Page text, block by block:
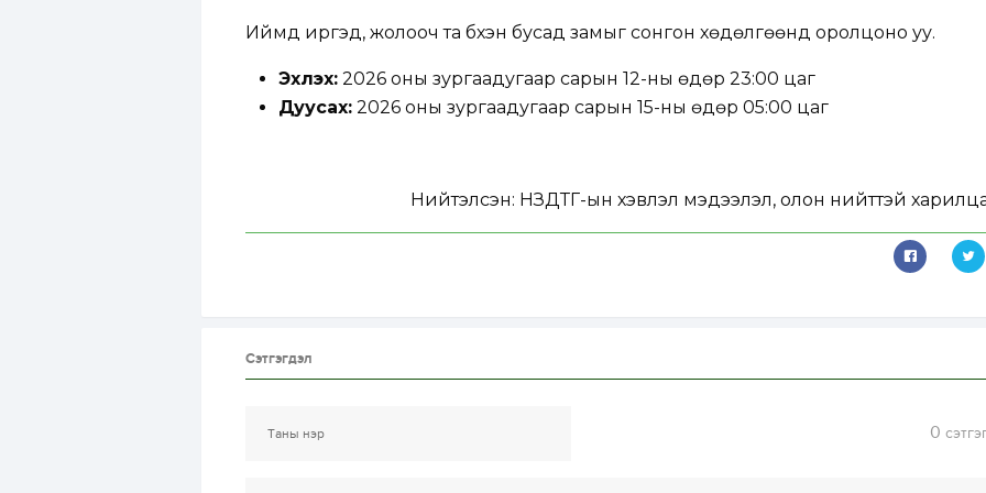
Иймд иргэд, жолооч та бүхэн бусад замыг сонгон хөдөлгөөнд оролцоно уу.
Эхлэх: 2026 оны зургаадугаар сарын 12-ны өдөр 23:00 цаг
Дуусах: 2026 оны зургаадугаар сарын 15-ны өдөр 05:00 цаг
Нийтэлсэн: НЗДТГ-ын хэвлэл мэдээлэл, олон нийттэй
Сэтгэгдэл
0